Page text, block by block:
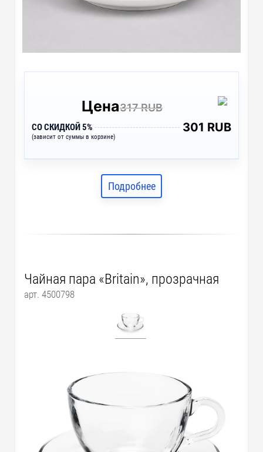
Цена317 RUB
СО СКИДКОЙ 5%
(зависит от суммы в корзине)
301 RUB
Подробнее
Чайная пара «Britain», прозрачная
арт. 4500798